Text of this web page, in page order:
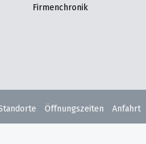
Firmenchronik
Öffnungszeiten Anfahrt